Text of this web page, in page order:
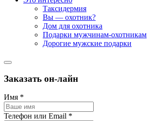
Таксидермия
Вы — охотник?
Дом для охотника
Подарки мужчинам-охотникам
Дорогие мужские подарки
Заказать он-лайн
Имя *
Телефон или Email *